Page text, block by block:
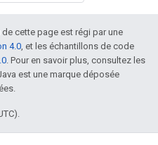
cette page est régi par une
4.0 , et les échantillons de code
. Pour en savoir plus, consultez les
Java est une marque déposée